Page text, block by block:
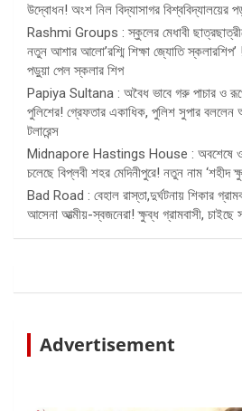
উদ্বোধন! অংশ নিল বিদ্যাসাগর বিশ্ববিদ্যালয়ের
Rashmi Groups : স্কুলের মেধাবী
নতুন আশার আলো’রশ্মি শিক্ষা জ্যোতি
পড়ুয়া পেল স্কলার শিপ
Papiya Sultana : অবৈধ ভাবে গরু পাচার ও
পুলিশের! গ্রেফতার একাধিক, পুলিশ সুপার
টলারেন্স
Midnapore Hastings House : অবশেষে
চলেছে বিপ্লবী শহর মেদিনীপুরে! নতুন নাম ‘শহীদ
Bad Road : বেহাল রাস্তা,দুর্ঘটনায় শিকার
আসেনা আত্মীয়-স্বজনেরা! ক্ষুব্ধ গ্রামবাসী, চাইছে
Advertisement